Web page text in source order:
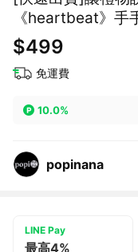
《heartbeat》手
片) 情人節禮物 畢
白禮物
$499
免運費
10.0%
popinana
LINE Pay
最高4%